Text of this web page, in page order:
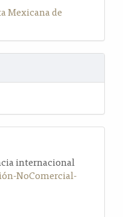
Mexicana de
internacional
NoComercial-